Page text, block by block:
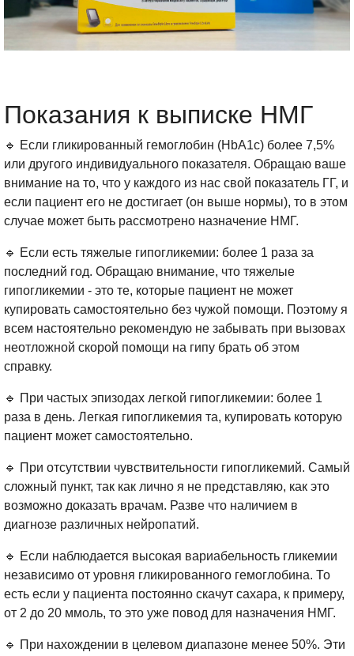
Показания к выписке НМГ
🔹 Если гликированный гемоглобин (HbA1c) более 7,5%
или другого индивидуального показателя. Обращаю ваше
внимание на то, что у каждого из нас свой показатель ГГ, и
если пациент его не достигает (он выше нормы), то в этом
случае может быть рассмотрено назначение НМГ.
🔹 Если есть тяжелые гипогликемии: более 1 раза за
последний год. Обращаю внимание, что тяжелые
гипогликемии - это те, которые пациент не может
купировать самостоятельно без чужой помощи. Поэтому я
всем настоятельно рекомендую не забывать при вызовах
неотложной скорой помощи на гипу брать об этом
справку.
🔹 При частых эпизодах легкой гипогликемии: более 1
раза в день. Легкая гипогликемия та, купировать которую
пациент может самостоятельно.
🔹 При отсутствии чувствительности гипогликемий. Самый
сложный пункт, так как лично я не представляю, как это
возможно доказать врачам. Разве что наличием в
диагнозе различных нейропатий.
🔹 Если наблюдается высокая вариабельность гликемии
независимо от уровня гликированного гемоглобина. То
есть если у пациента постоянно скачут сахара, к примеру,
от 2 до 20 ммоль, то это уже повод для назначения НМГ.
🔹 При нахождении в целевом диапазоне менее 50%. Эти